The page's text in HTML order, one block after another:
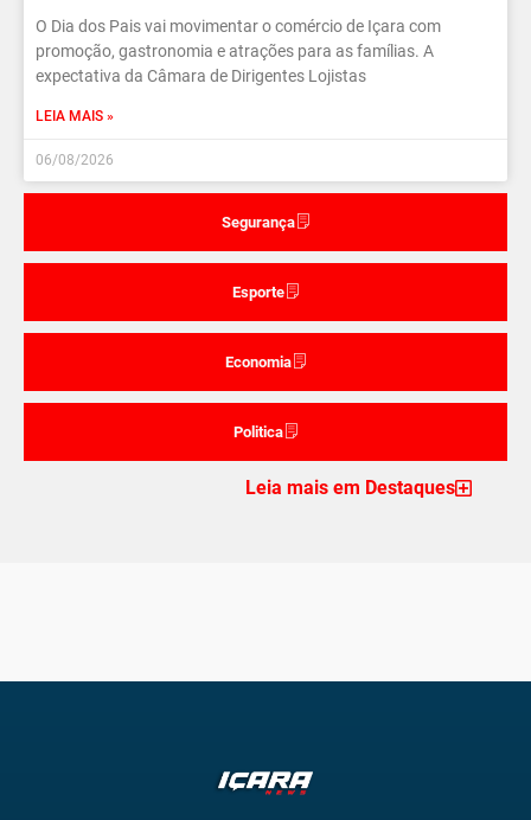
Segurança
Esporte
Economia
Politica
O Dia dos Pais vai movimentar o comércio de Içara com
promoção, gastronomia e atrações para as famílias. A
expectativa da Câmara de Dirigentes Lojistas
LEIA MAIS »
06/08/2026
Leia mais em Destaques